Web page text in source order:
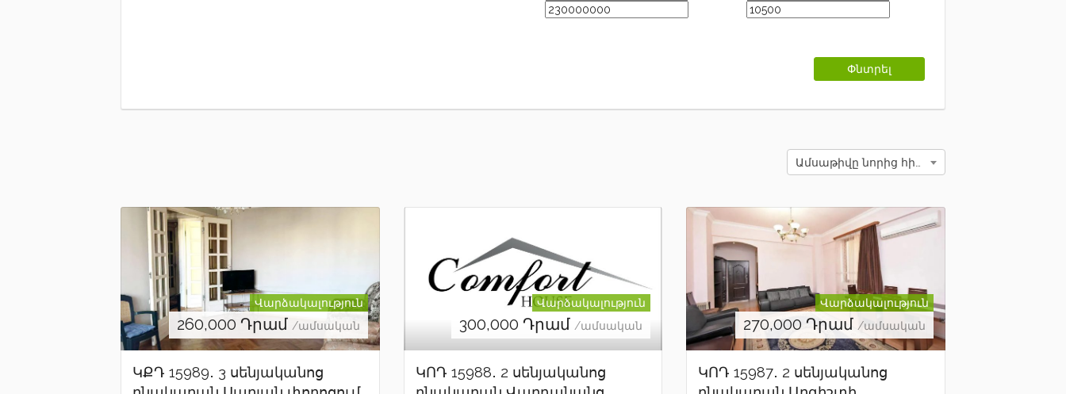
Վարձակալություն
260,000 Դրամ /ամսական
ԿՔԴ 15989․ 3 սենյականոց
Վարձակալություն
300,000 Դրամ/ամսական
ԿՈԴ 15988․ 2 սենյականոց
Վարձակալություն
270,000 Դրամ /ամսական
ԿՈԴ 15987․ 2 սենյականոց